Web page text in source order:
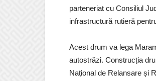
parteneriat cu Consiliul
infrastructură rutieră
Acest drum va lega
autostrăzi. Construcția
Național de Relansare și